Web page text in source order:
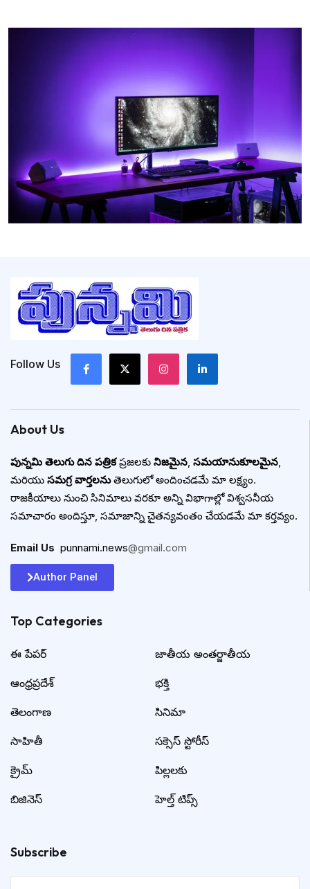
Follow Us
About Us
పున్నమి తెలుగు దిన పత్రికప్రజలకు నిజమైన, సమయానుకూలమైన,
మరియు సమగ్ర వార్తలనుతెలుగులో అందించడమే మా లక్ష్యం.
రాజకీయాలు నుంచి సినిమాలు వరకూ అన్ని విభాగాల్లో విశ్వసనీయ
సమాచారం అందిస్తూ, సమాజాన్ని చైతన్యవంతం చేయడమే మా కర్తవ్యం.
Email Us punnami.news@gmail.com
Author Panel
Top Categories​
ఈ పేపర్
ఆంధ్రప్రదేశ్
తెలంగాణ
సాహితీ
క్రైమ్
బిజినెస్
జాతీయ అంతర్జాతీయ
భక్తి
సినిమా
సక్సెస్ స్టోరీస్
పిల్లలకు
హెల్త్ టిప్స్
Subscribe